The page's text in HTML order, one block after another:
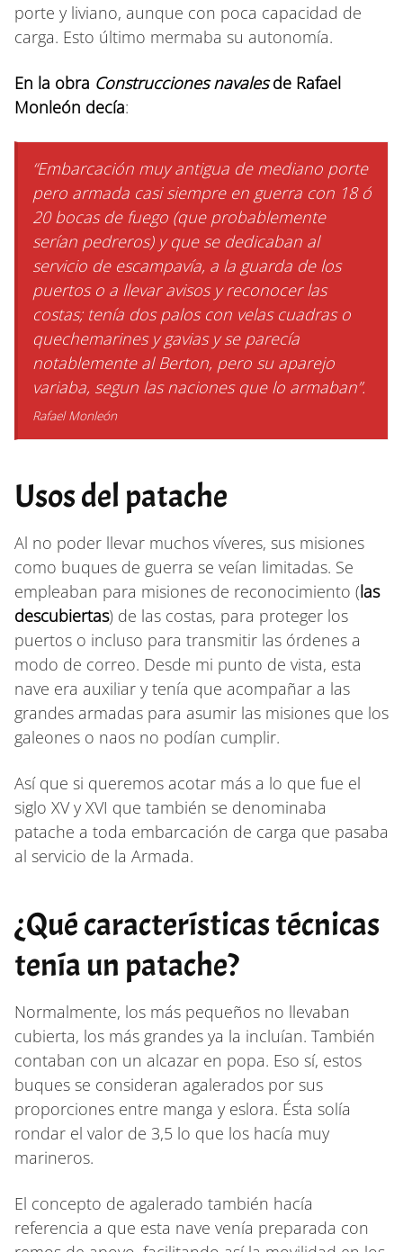
porte y liviano, aunque con poca capacidad de
carga. Esto último mermaba su autonomía.
En la obra Construcciones navalesde Rafael
Monleón decía:
“Embarcación muy antigua de mediano porte
pero armada casi siempre en guerra con 18 ó
20 bocas de fuego (que probablemente
serían pedreros) y que se dedicaban al
servicio de escampavía, a la guarda de los
puertos o a llevar avisos y reconocer las
costas; tenía dos palos con velas cuadras o
quechemarines y gavias y se parecía
notablemente al Berton, pero su aparejo
variaba, segun las naciones que lo armaban”.
Rafael Monleón
Usos del patache
Al no poder llevar muchos víveres, sus misiones
como buques de guerra se veían limitadas. Se
empleaban para misiones de reconocimiento (las
descubiertas) de las costas, para proteger los
puertos o incluso para transmitir las órdenes a
modo de correo. Desde mi punto de vista, esta
nave era auxiliar y tenía que acompañar a las
grandes armadas para asumir las misiones que los
galeones o naos no podían cumplir.
Así que si queremos acotar más a lo que fue el
siglo XV y XVI que también se denominaba
patache a toda embarcación de carga que pasaba
al servicio de la Armada.
¿Qué características técnicas
tenía un patache?
Normalmente, los más pequeños no llevaban
cubierta, los más grandes ya la incluían. También
contaban con un alcazar en popa. Eso sí, estos
buques se consideran agalerados por sus
proporciones entre manga y eslora. Ésta solía
rondar el valor de 3,5 lo que los hacía muy
marineros.
El concepto de agalerado también hacía
referencia a que esta nave venía preparada con